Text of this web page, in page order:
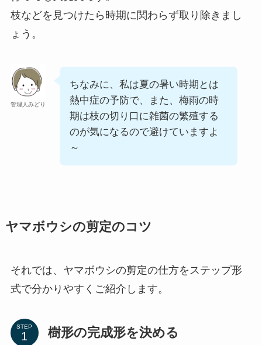
枝などを見つけたら時期に関わらず取り除きまし
ょう。
管理人みどり
ちなみに、私は夏の暑い時期とは
熱中症の予防で、また、梅雨の時
期は枝の切り口に雑菌の繁殖する
のが気になるので避けていますよ
～
ヤマボウシの剪定のコツ
それでは、ヤマボウシの剪定の仕方をステップ形
式で分かりやすくご紹介します。
STEP 樹形の完成形を決める